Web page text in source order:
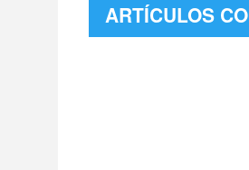
ARTÍCULOS